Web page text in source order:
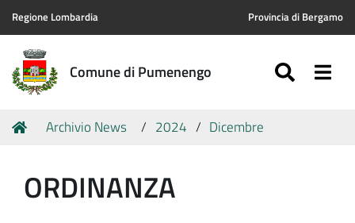
Regione Lombardia Provincia di Bergamo
Comune di Pumenengo
Tu
Home
Archivio News 2024 Dicembre
ORDINANZA